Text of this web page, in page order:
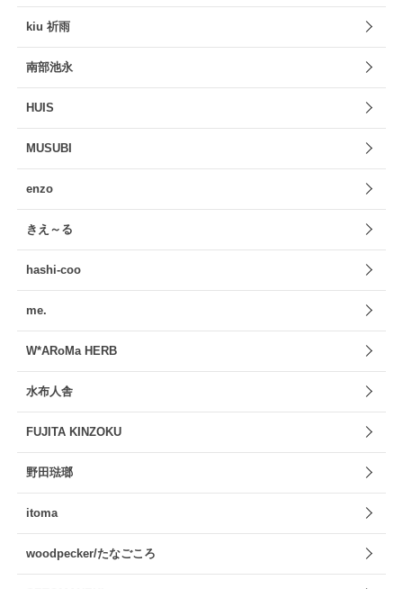
kiu 祈雨
南部池永
HUIS
MUSUBI
enzo
きえ～る
hashi-coo
me.
W*ARoMa HERB
水布人舎
FUJITA KINZOKU
野田琺瑯
itoma
woodpecker/たなごころ